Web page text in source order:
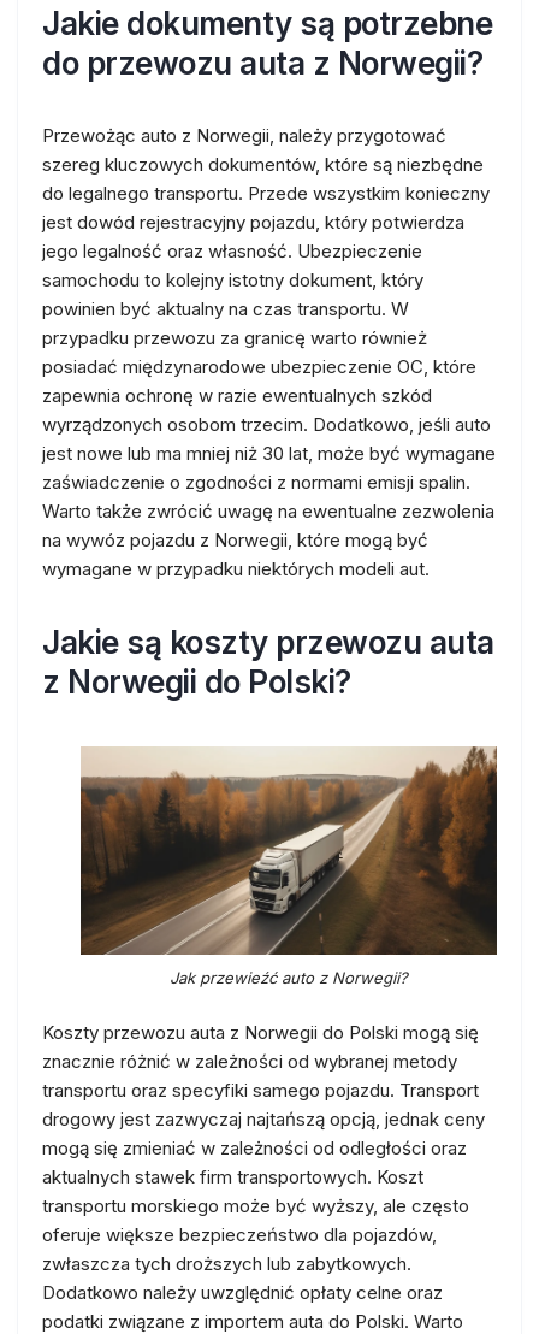
Jakie dokumenty są potrzebne
do przewozu auta z Norwegii?
Przewożąc auto z Norwegii, należy przygotować
szereg kluczowych dokumentów, które są niezbędne
do legalnego transportu. Przede wszystkim konieczny
jest dowód rejestracyjny pojazdu, który potwierdza
jego legalność oraz własność. Ubezpieczenie
samochodu to kolejny istotny dokument, który
powinien być aktualny na czas transportu. W
przypadku przewozu za granicę warto również
posiadać międzynarodowe ubezpieczenie OC, które
zapewnia ochronę w razie ewentualnych szkód
wyrządzonych osobom trzecim. Dodatkowo, jeśli auto
jest nowe lub ma mniej niż 30 lat, może być wymagane
zaświadczenie o zgodności z normami emisji spalin.
Warto także zwrócić uwagę na ewentualne zezwolenia
na wywóz pojazdu z Norwegii, które mogą być
wymagane w przypadku niektórych modeli aut.
Jakie są koszty przewozu auta
z Norwegii do Polski?
Jak przewieźć auto z Norwegii?
Koszty przewozu auta z Norwegii do Polski mogą się
znacznie różnić w zależności od wybranej metody
transportu oraz specyfiki samego pojazdu. Transport
drogowy jest zazwyczaj najtańszą opcją, jednak ceny
mogą się zmieniać w zależności od odległości oraz
aktualnych stawek firm transportowych. Koszt
transportu morskiego może być wyższy, ale często
oferuje większe bezpieczeństwo dla pojazdów,
zwłaszcza tych droższych lub zabytkowych.
Dodatkowo należy uwzględnić opłaty celne oraz
podatki związane z importem auta do Polski. Warto